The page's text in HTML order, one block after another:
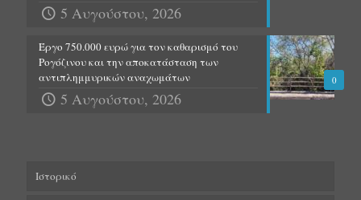
5 Αυγούστου, 2026
0
Έργο 750.000 ευρώ για τον καθαρισμό του
Ρογόζινου και την αποκατάσταση των
αντιπλημμυρικών αναχωμάτων
5 Αυγούστου, 2026
Ιστορικό